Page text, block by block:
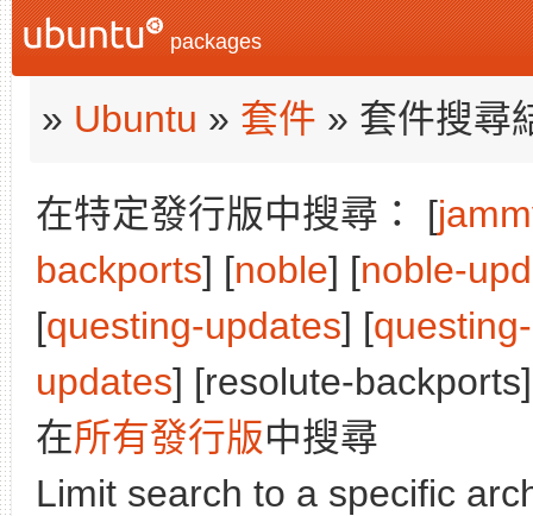
packages
» Ubuntu » 套件 » 套件搜尋
在特定發行版中搜尋： [
backports] [noble] [noble-
[questing-updates] [
updates] [resolute-
在所有發行版中搜尋
Limit search to a specific